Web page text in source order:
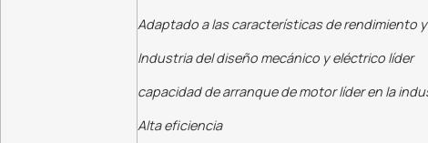
Adaptado a las características de rendimiento
Industria del diseño mecánico y eléctrico líder
capacidad de arranque de motor líder en la
Alta eficiencia